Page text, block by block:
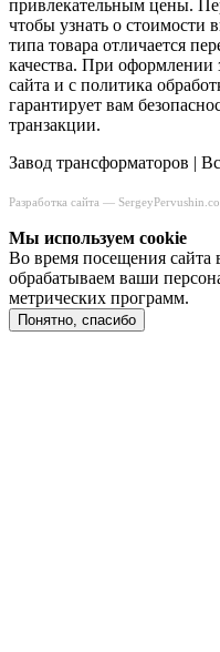
привлекательным цены.
чтобы узнать о
типа товара отличается
качества. При оформлении
сайта и с политика
гарантирует вам
транзакции.
Завод трансформаторов |
Разработка сайта —
Мы используем сookie
Во время посещения сайта
обрабатываем ваши
метрических программ.
Понятно, спасибо